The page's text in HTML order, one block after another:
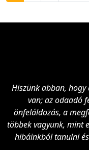
Hiszünk abban,
van; az odaadó
önfeláldozás, a
többek vagyunk, mint
hibáinkból tanulni